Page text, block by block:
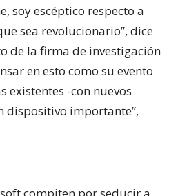
soy escéptico respecto a
sea revolucionario”, dice
de la firma de investigación
en esto como su evento
existentes -con nuevos
dispositivo importante”,
compiten por seducir a